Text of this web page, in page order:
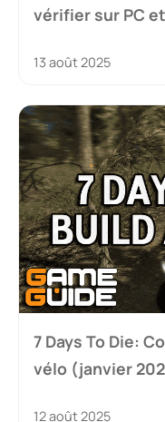
vérifier sur PC
13 août 2025
7 Days To Die:
vélo (janvier
12 août 2025